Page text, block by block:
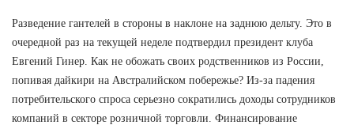
Разведение гантелей в стороны в наклоне на заднюю дельту. Это в
очередной раз на текущей неделе подтвердил президент клуба
Евгений Гинер. Как не обожать своих родственников из России,
попивая дайкири на Австралийском побережье? Из-за падения
потребительского спроса серьезно сократились доходы сотрудников
компаний в секторе розничной торговли. Финансирование